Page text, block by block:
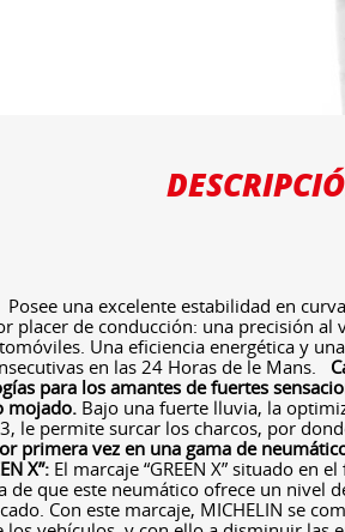
una excelente estabilidad en
placer de conducción: una precisión al
Una eficiencia energética y
en las 24 Horas de le Mans.
para los amantes de fuertes
mojado. Bajo una fuerte lluvia, la
le permite surcar los charcos, por
primera vez en una gama de
X”: El marcaje “GREEN X” situado en
de que este neumático ofrece un nivel
Con este marcaje, MICHELIN se